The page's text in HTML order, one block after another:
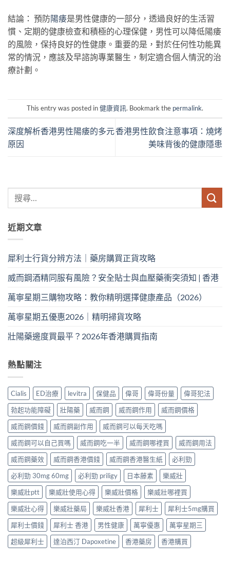
結論： 預防陽痿是男性健康的一部分，透過良好的生活習
慣、定期的健康檢查和積極的心理保健，男性可以降低陽痿
的風險，保持良好的性健康。重要的是，對於任何性功能異
常的情況，應該及早諮詢專業醫生，制定適合個人情況的治
療計劃。
This entry was posted in健康資訊. Bookmark the permalink.
深度解析香港男性陽痿的多元
原因
香港男性飲食注意事項：燒烤
美味背後的健康隱患
近期文章
犀利士行貨分辨方法｜藥房購買正貨攻略
威而鋼酒精同服有風險？安全貼士與血壓藥衝突須知 | 香港
萬寧星期三購物攻略：教你精明選擇健康產品（2026）
萬寧星期五優惠2026｜精明掃貨攻略
壯陽藥邊度買最平？2026年香港購買指南
熱點關注
Cialis ED治療 levitra 保健品 偉哥 偉哥份量
偉哥犯法
勃起功能障礙
壯陽藥 威而鋼 威而鋼作用
威而鋼價格
威而鋼價錢
威而鋼副作用
威而鋼可以每天吃嗎
威而鋼可以自己買嗎
威而鋼吃一半 威而鋼哪裡買
威而鋼用法
威而鋼藥效
威而鋼香港價錢 威而鋼香港醫生紙
必利勁
必利勁 30mg 60mg
必利勁 priligy 日本藤素
樂威壯
樂威壯ptt
樂威壯使用心得 樂威壯價格
樂威壯哪裡買
樂威壯心得
樂威壯藥局 樂威壯香港 犀利士
犀利士5mg購買
犀利士價錢
犀利士 香港 男性健康 萬寧優惠
萬寧星期三
超級犀利士
達泊西汀 Dapoxetine 香港藥房 香港購買